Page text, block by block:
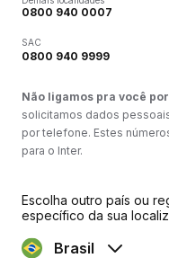
0800 940 0007
SAC
0800 940 9999
Não ligamos pra você
solicitamos dados
por telefone. Estes
para o Inter.
Escolha outro país ou
específico da sua
Brasil